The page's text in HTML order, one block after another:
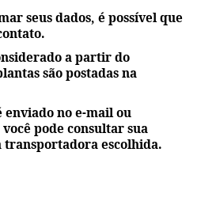
seus dados, é possível que
a partir do
são postadas na
enviado no e-mail ou
pode consultar sua
transportadora escolhida.